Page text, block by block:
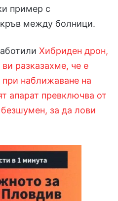
пример с
между болници.
Хибриден дрон,
разказахме, че е
наближаване на
апарат превключва от
за да лови